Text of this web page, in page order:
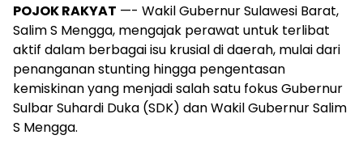
POJOK RAKYAT —- Wakil Gubernur Sulawesi Barat,
Salim S Mengga, mengajak perawat untuk terlibat
aktif dalam berbagai isu krusial di daerah, mulai dari
penanganan stunting hingga pengentasan
kemiskinan yang menjadi salah satu fokus Gubernur
Sulbar Suhardi Duka (SDK) dan Wakil Gubernur Salim
S Mengga.